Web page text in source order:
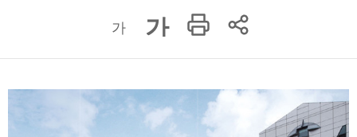
가 가